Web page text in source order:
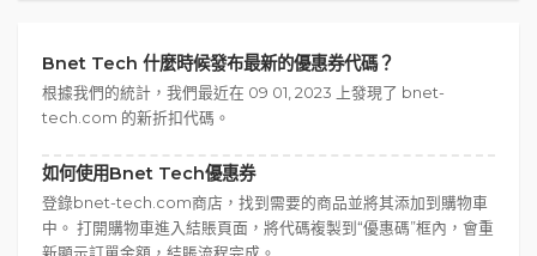
Bnet Tech 什麼時候發布最新的優惠券代碼？
根據我們的統計，我們最近在 09 01, 2023 上發現了 bnet-
tech.com 的新折扣代碼。
如何使用Bnet Tech優惠券
登錄bnet-tech.com商店，找到需要的商品並將其添加到購物車
中。 打開購物車進入結賬頁面，將代碼複製到“優惠碼”框內，會重